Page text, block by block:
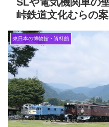
峠鉄道文化むらの
東日本の博物館・資料館